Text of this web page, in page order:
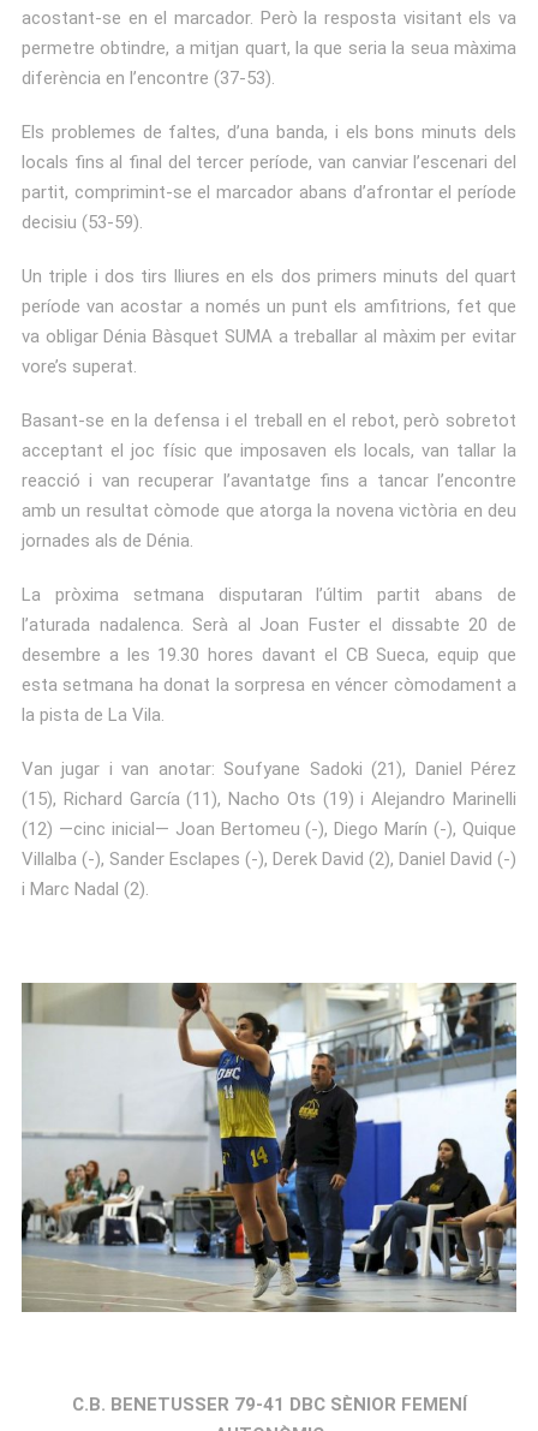
acostant-se en el marcador. Però la resposta visitant els va
permetre obtindre, a mitjan quart, la que seria la seua màxima
diferència en l’encontre (37-53).
Els problemes de faltes, d’una banda, i els bons minuts dels
locals fins al final del tercer període, van canviar l’escenari del
partit, comprimint-se el marcador abans d’afrontar el període
decisiu (53-59).
Un triple i dos tirs lliures en els dos primers minuts del quart
període van acostar a només un punt els amfitrions, fet que
va obligar Dénia Bàsquet SUMA a treballar al màxim per evitar
vore’s superat.
Basant-se en la defensa i el treball en el rebot, però sobretot
acceptant el joc físic que imposaven els locals, van tallar la
reacció i van recuperar l’avantatge fins a tancar l’encontre
amb un resultat còmode que atorga la novena victòria en deu
jornades als de Dénia.
La pròxima setmana disputaran l’últim partit abans de
l’aturada nadalenca. Serà al Joan Fuster el dissabte 20 de
desembre a les 19.30 hores davant el CB Sueca, equip que
esta setmana ha donat la sorpresa en véncer còmodament a
la pista de La Vila.
Van jugar i van anotar: Soufyane Sadoki (21), Daniel Pérez
(15), Richard García (11), Nacho Ots (19) i Alejandro Marinelli
(12) —cinc inicial— Joan Bertomeu (-), Diego Marín (-), Quique
Villalba (-), Sander Esclapes (-), Derek David (2), Daniel David (-)
i Marc Nadal (2).
C.B. BENETUSSER 79-41 DBC SÈNIOR FEMENÍ